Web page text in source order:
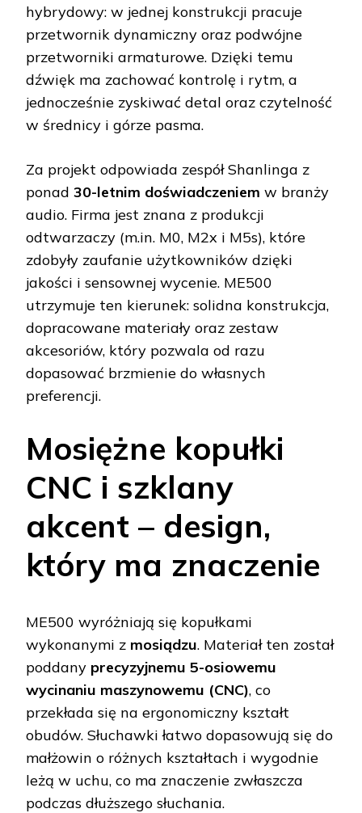
hybrydowy: w jednej konstrukcji pracuje
przetwornik dynamiczny oraz podwójne
przetworniki armaturowe. Dzięki temu
dźwięk ma zachować kontrolę i rytm, a
jednocześnie zyskiwać detal oraz czytelność
w średnicy i górze pasma.
Za projekt odpowiada zespół Shanlinga z
ponad 30-letnim doświadczeniem w branży
audio. Firma jest znana z produkcji
odtwarzaczy (m.in. M0, M2x i M5s), które
zdobyły zaufanie użytkowników dzięki
jakości i sensownej wycenie. ME500
utrzymuje ten kierunek: solidna konstrukcja,
dopracowane materiały oraz zestaw
akcesoriów, który pozwala od razu
dopasować brzmienie do własnych
preferencji.
Mosiężne kopułki
CNC i szklany
akcent – design,
który ma znaczenie
ME500 wyróżniają się kopułkami
wykonanymi z mosiądzu. Materiał ten został
poddany precyzyjnemu 5-osiowemu
wycinaniu maszynowemu (CNC), co
przekłada się na ergonomiczny kształt
obudów. Słuchawki łatwo dopasowują się do
małżowin o różnych kształtach i wygodnie
leżą w uchu, co ma znaczenie zwłaszcza
podczas dłuższego słuchania.